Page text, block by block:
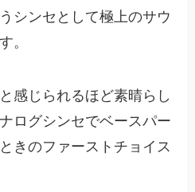
シンセとして極上のサウ
。
感じられるほど素晴らし
ログシンセでベースパー
きのファーストチョイス